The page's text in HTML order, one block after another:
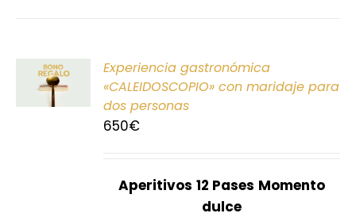
Experiencia gastronómica
«CALEIDOSCOPIO» con maridaje para
dos personas
650€
Aperitivos 12 Pases Momento
dulce